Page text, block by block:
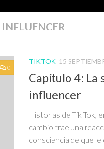
INFLUENCER
0
TIKTOK 15
Capítulo 4: La
influencer
Historias de Tik Tok,
cambio trae una
consciencia de que